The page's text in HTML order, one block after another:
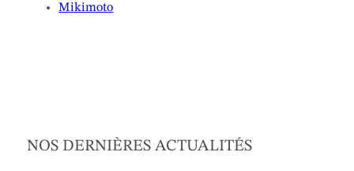
Mikimoto
NOS DERNIÈRES ACTUALITÉS